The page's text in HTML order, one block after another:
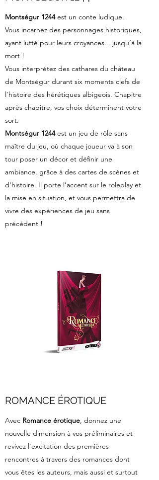
Montségur 1244est un conte ludique.
Vous incarnez des personnages historiques,
ayant lutté pour leurs croyances... jusqu’à la
mort !
Vous interprétez des cathares du château
de Montségur durant six moments clefs de
l’histoire des hérétiques albigeois. Chapitre
après chapitre, vos choix déterminent votre
sort.
Montségur 1244est un jeu de rôle sans
maître du jeu, où chaque joueur va à son
tour poser un décor et définir une
ambiance, grâce à des cartes de scènes et
d'histoire. Il porte l’accent sur le roleplay et
la mise en situation, et vous permettra de
vivre des expériences de jeu sans
précédent !
ROMANCE ÉROTIQUE
Avec Romance érotique , donnez une
nouvelle dimension à vos préliminaires et
revivez l’excitation des premières
rencontres à travers des romances dont
vous êtes les auteurs, mais aussi et surtout